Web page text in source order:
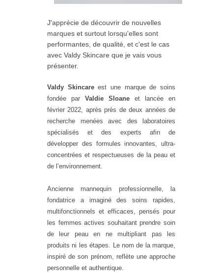
J'apprécie de découvrir de nouvelles
marques et surtout lorsqu'elles sont
performantes, de qualité, et c'est le cas
avec Valdy Skincare que je vais vous
présenter.
Valdy Skincareest une marque de soins
fondée par Valdie Sloane et lancée en
février 2022, après près de deux années de
recherche menées avec des laboratoires
spécialisés et des experts afin de
développer des formules innovantes, ultra-
concentrées et respectueuses de la peau et
de l’environnement.
Ancienne mannequin professionnelle, la
fondatrice a imaginé des soins rapides,
multifonctionnels et efficaces, pensés pour
les femmes actives souhaitant prendre soin
de leur peau en ne multipliant pas les
produits ni les étapes. Le nom de la marque,
inspiré de son prénom, reflète une approche
personnelle et authentique.